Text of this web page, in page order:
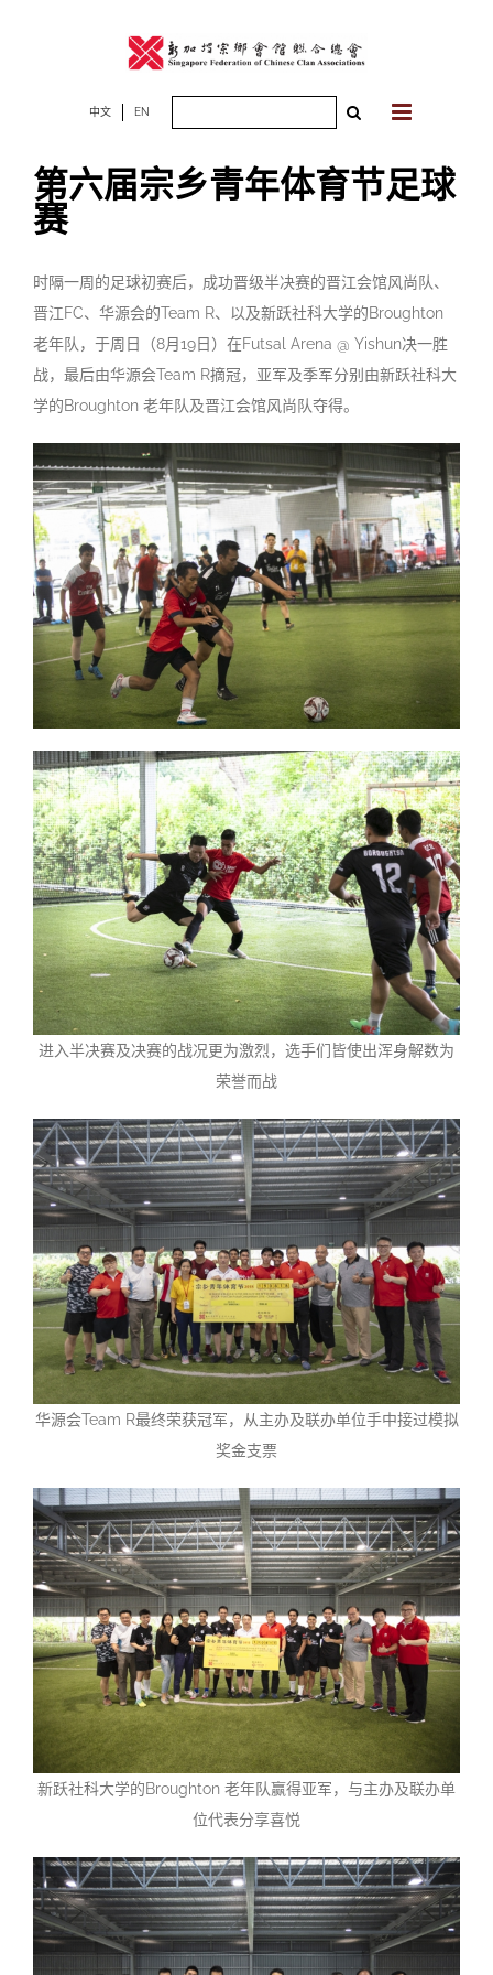
中文 EN
第六届宗乡青年体育节足球
赛
时隔一周的足球初赛后，成功晋级半决赛的晋江会馆风尚队、
晋江FC、华源会的Team R、以及新跃社科大学的Broughton
老年队，于周日（8月19日）在Futsal Arena @ Yishun决一胜
战，最后由华源会Team R摘冠，亚军及季军分别由新跃社科大
学的Broughton 老年队及晋江会馆风尚队夺得。
进入半决赛及决赛的战况更为激烈，选手们皆使出浑身解数为
荣誉而战
华源会Team R最终荣获冠军，从主办及联办单位手中接过模拟
奖金支票
新跃社科大学的Broughton 老年队赢得亚军，与主办及联办单
位代表分享喜悦